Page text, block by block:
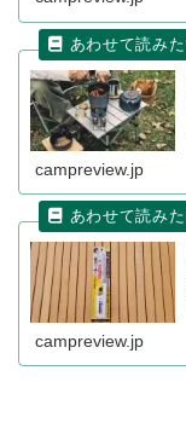
campreview.jp
campreview.jp